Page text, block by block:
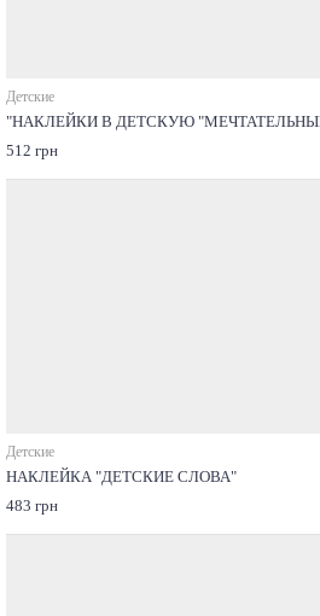
Детские
"НАКЛЕЙКИ В ДЕТСКУЮ
512 грн
Детские
НАКЛЕЙКА "ДЕТСКИЕ СЛОВА"
483 грн